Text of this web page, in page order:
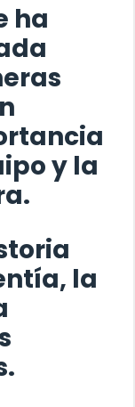
ha
y la
la